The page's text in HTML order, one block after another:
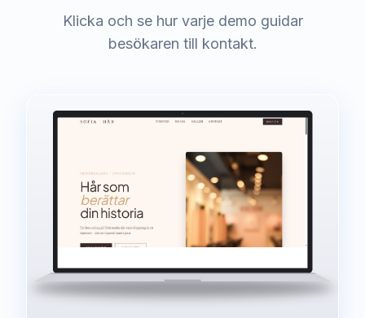
Klicka och se hur varje demo guidar
besökaren till kontakt.